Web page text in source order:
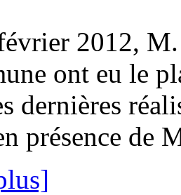
2012,
ont eu le
dernières
présence de